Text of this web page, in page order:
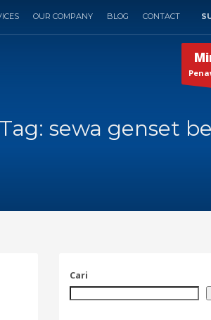
OUR COMPANY BLOG CONTACT
Tag: sewa genset
Cari